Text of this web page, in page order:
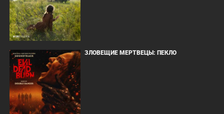
ЗЛОВЕЩИЕ МЕРТВЕЦЫ: ПЕКЛО